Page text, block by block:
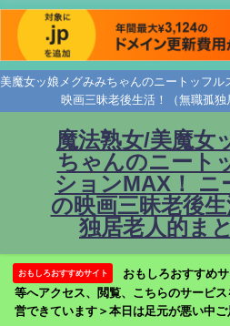
美魔女ッ娘メグみみちゃんのニートッフ
映画三昧老後生活！（無職孤独
魔法熟女/美魔女
ちゃんのニート
ションMAX！ ニ
の映画三昧老後
独居老人的ま
おもしろおすすめサイト
おもしろおすすめ
等へアクセス、閲覧、こちらのサービ
営できています＞本日は足元が悪い中